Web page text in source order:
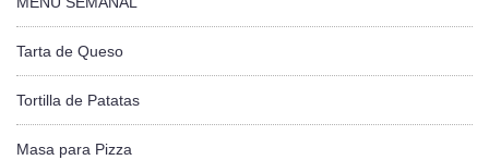
Tarta de Queso
Tortilla de Patatas
Masa para Pizza